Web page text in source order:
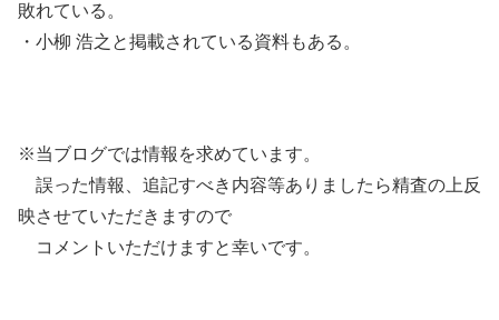
敗れている。
・小柳 浩之と掲載されている資料もある。
※当ブログでは情報を求めています。
誤った情報、追記すべき内容等ありましたら精査の上反
映させていただきますので
コメントいただけますと幸いです。